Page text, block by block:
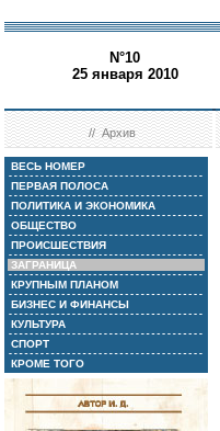
N°10
25 января 2010
//Архив
ВЕСЬ НОМЕР
ПЕРВАЯ ПОЛОСА
ПОЛИТИКА И ЭКОНОМИКА
ОБЩЕСТВО
ПРОИСШЕСТВИЯ
ЗАГРАНИЦА
КРУПНЫМ ПЛАНОМ
БИЗНЕС И ФИНАНСЫ
КУЛЬТУРА
СПОРТ
КРОМЕ ТОГО